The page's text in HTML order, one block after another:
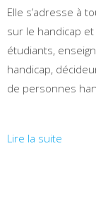
Elle s’adresse à
sur le handicap
étudiants,
handicap,
de personnes
Lire la suite